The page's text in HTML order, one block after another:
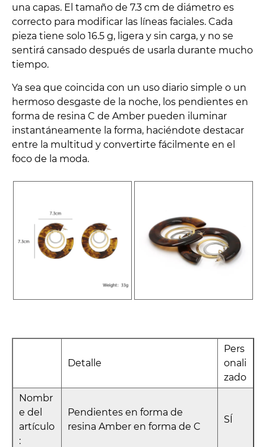
una capas. El tamaño de 7.3 cm de diámetro es
correcto para modificar las líneas faciales. Cada
pieza tiene solo 16.5 g, ligera y sin carga, y no se
sentirá cansado después de usarla durante mucho
tiempo.
Ya sea que coincida con un uso diario simple o un
hermoso desgaste de la noche, los pendientes en
forma de resina C de Amber pueden iluminar
instantáneamente la forma, haciéndote destacar
entre la multitud y convertirte fácilmente en el
foco de la moda.
Detalle
Pers
onali
zado
Nombr
e del
artículo
:
Pendientes en forma de
resina Amber en forma de C
SÍ